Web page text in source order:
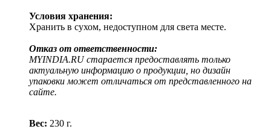
Условия хранения:
Хранить в сухом, недоступном для света месте.
Отказ от ответственности:
MYINDIA.RU старается предоставлять только
актуальную информацию о продукции, но дизайн
упаковки может отличаться от представленного на
сайте.
Вес: 230 г.